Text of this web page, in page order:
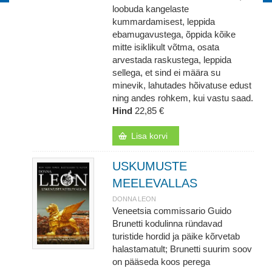
loobuda kangelaste
kummardamisest, leppida
ebamugavustega, õppida kõike
mitte isiklikult võtma, osata
arvestada raskustega, leppida
sellega, et sind ei määra su
minevik, lahutades hõivatuse edust
ning andes rohkem, kui vastu saad.
Hind 22,85 €
Lisa korvi
USKUMUSTE
MEELEVALLAS
DONNA LEON
Veneetsia commissario Guido
Brunetti kodulinna ründavad
turistide hordid ja päike kõrvetab
halastamatult; Brunetti suurim soov
on pääseda koos perega